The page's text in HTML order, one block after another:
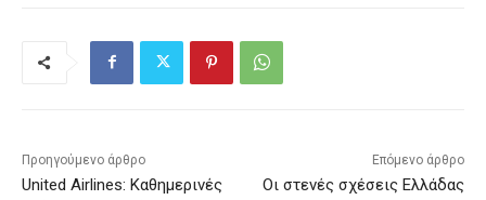
Προηγούμενο άρθρο
United Airlines: Καθημερινές
Επόμενο άρθρο
Οι στενές σχέσεις Ελλάδας